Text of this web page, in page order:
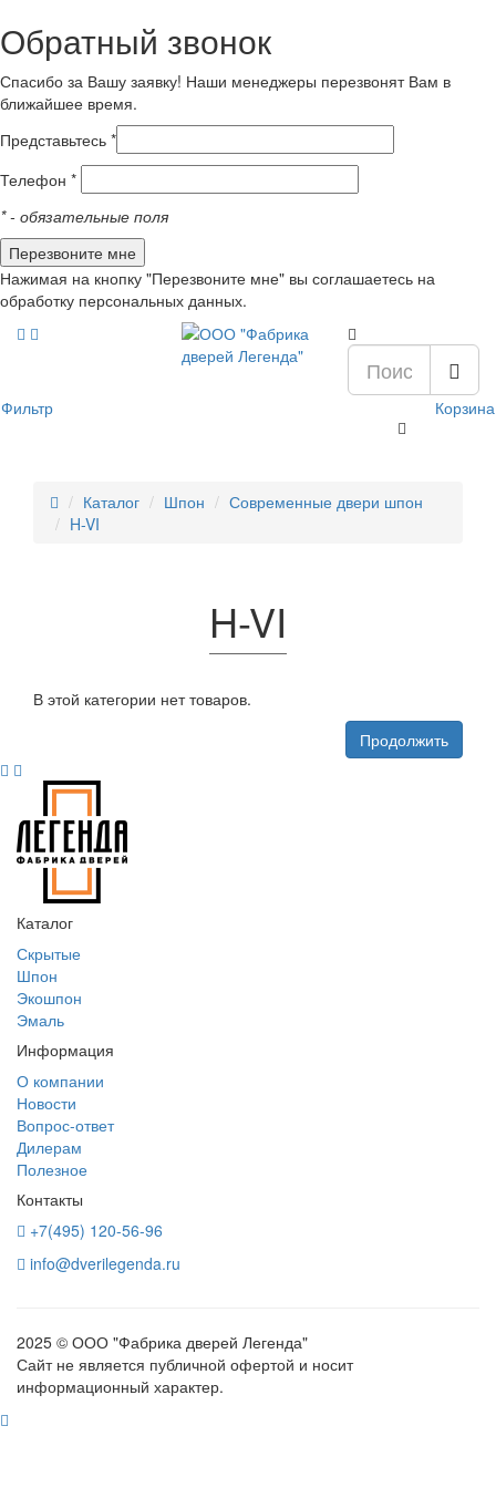
Обратный звонок
Спасибо за Вашу заявку! Наши менеджеры перезвонят Вам в
ближайшее время.
Представьтесь *
Телефон *
*- обязательные поля
Нажимая на кнопку "Перезвоните мне" вы соглашаетесь на
обработку персональных данных.
Фильтр Корзина
Каталог Шпон
Современные двери шпон
H-VI
H-VI
В этой категории нет товаров.
Продолжить
Каталог
Скрытые
Шпон
Экошпон
Эмаль
Информация
О компании
Новости
Вопрос-ответ
Дилерам
Полезное
Контакты
+7(495) 120-56-96
info@dverilegenda.ru
2025 © ООО "Фабрика дверей Легенда"
Сайт не является публичной офертой и носит
информационный характер.